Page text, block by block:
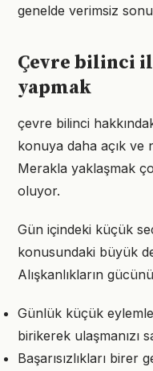
genelde verimsiz
Çevre bilinci
yapmak
çevre bilinci
konuya daha açık ve
Merakla yaklaşmak
oluyor.
Gün içindeki küçük
konusundaki büyük
Alışkanlıkların
Günlük küçük
birikerek ulaşmanızı
Başarısızlıkları